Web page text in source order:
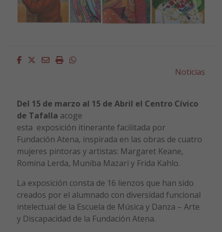
Facebook
Twitter
EmailImprimirWhatsapp
Noticias
Del 15 de marzo al 15 de Abril el Centro Cívico
de Tafalla acoge
esta exposición itinerante facilitada por
Fundación Atena, inspirada en las obras de cuatro
mujeres pintoras y artistas: Margaret Keane,
Romina Lerda, Muniba Mazari y Frida Kahlo.
La exposición consta de 16 lienzos que han sido
creados por el alumnado con diversidad funcional
intelectual de la Escuela de Música y Danza – Arte
y Discapacidad de la Fundación Atena.